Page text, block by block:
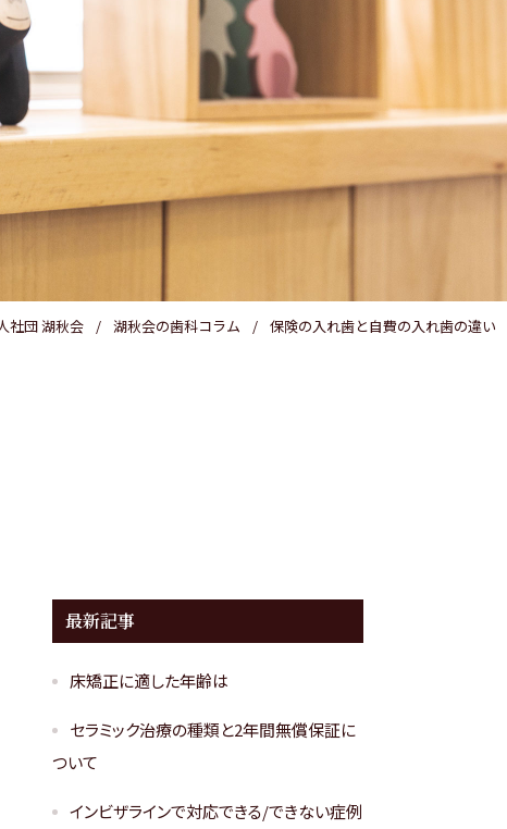
社団 湖秋会 湖秋会の歯科コラム 保険の入れ歯と自費の入れ歯の違い
最新記事
床矯正に適した年齢は
セラミック治療の種類と2年間無償保証に
ついて
インビザラインで対応できる/できない症例